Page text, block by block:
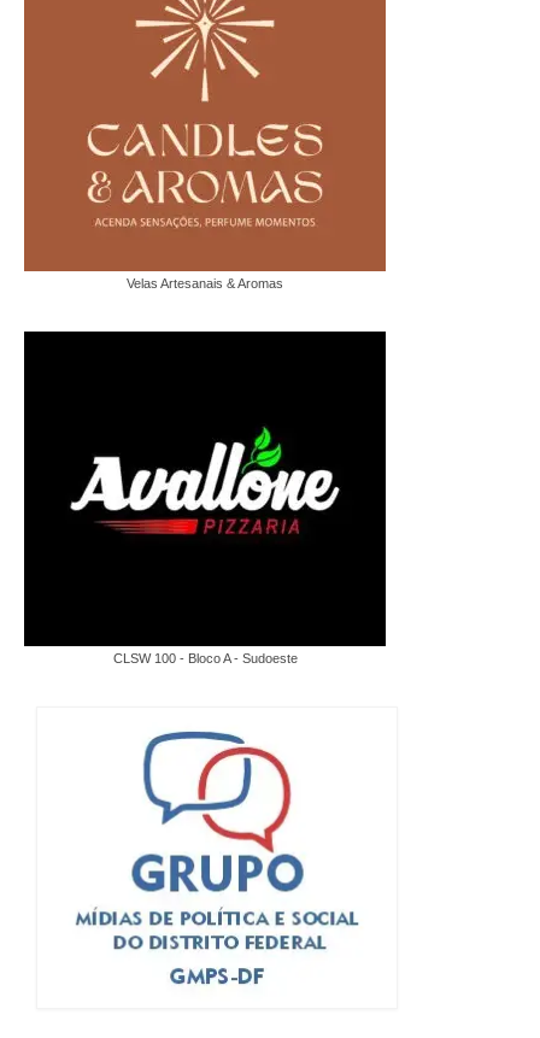
Velas Artesanais & Aromas
CLSW 100 - Bloco A - Sudoeste